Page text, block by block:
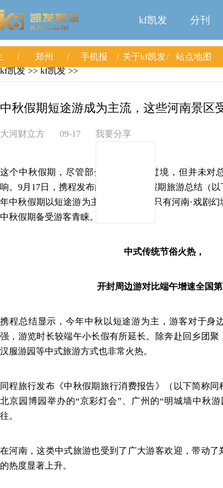
kf凯发 分刊
郑州 手机报 关于kf凯发
站点地图
kf凯发 >> kf凯发 >>
中秋假期短途游成为主流，这些河南景区
大河财立方 09-17 我要分享
这个中秋假期，尽管部分地区有台风过境，但并未对
响。9月17日，携程发布的2024年中秋假期旅游总结（
年中秋假期以短途游为主，龙门石窟、只有河南·戏剧
中秋假期备受游客青睐。
中式传统节俗火热，
开封周边游对比端午增速全国
携程总结显示，今年中秋以短途游为主，游客对于身
强，游览时长较端午小长假有所延长。除奔赴回乡团
汉服游园等中式旅游方式也非常火热。
同程旅行发布《中秋假期旅行消费报告》（以下简称
北京园博园举办的“京彩灯会”、广州的“明城墙中秋
往。
在河南，这类中式旅游也受到了广大游客欢迎，带动
的热度显著上升。